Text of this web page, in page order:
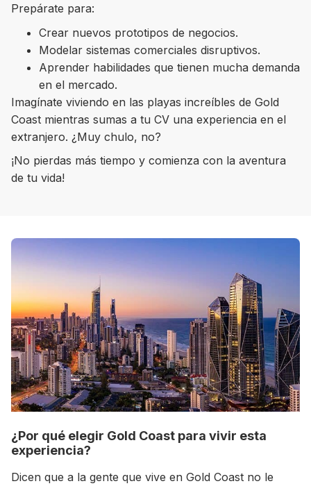
8 ciudades para tomar cursos de inglés
intensivo
Barbie Castoldi 09/11/2021
Estudia Business en Auckland
Estudia Desarrollo Web en Toronto
Prepárate para:
Crear nuevos prototipos de negocios.
Modelar sistemas comerciales disruptivos.
Aprender habilidades que tienen mucha demanda
en el mercado.
Imagínate viviendo en las playas increíbles de Gold
Coast mientras sumas a tu CV una experiencia en el
extranjero. ¿Muy chulo, no?
¡No pierdas más tiempo y comienza con la aventura
de tu vida!
¿Por qué elegir Gold Coast para vivir esta
experiencia?
Dicen que a la gente que vive en Gold Coast no le